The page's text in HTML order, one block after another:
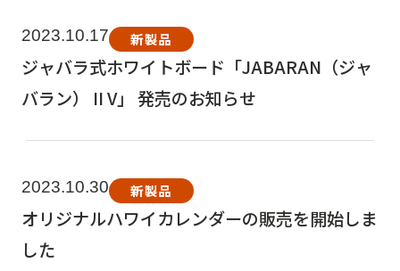
2023.10.17 新製品
ジャバラ式ホワイトボード「JABARAN（ジャ
バラン） II V」 発売のお知らせ
2023.10.30 新製品
オリジナルハワイカレンダーの販売を開始しま
した